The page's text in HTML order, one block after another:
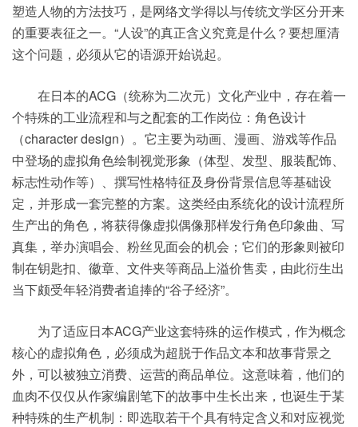
塑造人物的方法技巧，是网络文学得以与传统文学区分开来
的重要表征之一。“人设”的真正含义究竟是什么？要想厘清
这个问题，必须从它的语源开始说起。
在日本的ACG（统称为二次元）文化产业中，存在着一
个特殊的工业流程和与之配套的工作岗位：角色设计
（character design）。它主要为动画、漫画、游戏等作品
中登场的虚拟角色绘制视觉形象（体型、发型、服装配饰、
标志性动作等）、撰写性格特征及身份背景信息等基础设
定，并形成一套完整的方案。这类经由系统化的设计流程所
生产出的角色，将获得像虚拟偶像那样发行角色印象曲、写
真集，举办演唱会、粉丝见面会的机会；它们的形象则被印
制在钥匙扣、徽章、文件夹等商品上溢价售卖，由此衍生出
当下颇受年轻消费者追捧的“谷子经济”。
为了适应日本ACG产业这套特殊的运作模式，作为概念
核心的虚拟角色，必须成为超脱于作品文本和故事背景之
外，可以被独立消费、运营的商品单位。这意味着，他们的
血肉不仅仅从作家编剧笔下的故事中生长出来，也诞生于某
种特殊的生产机制：即选取若干个具有特定含义和对应视觉